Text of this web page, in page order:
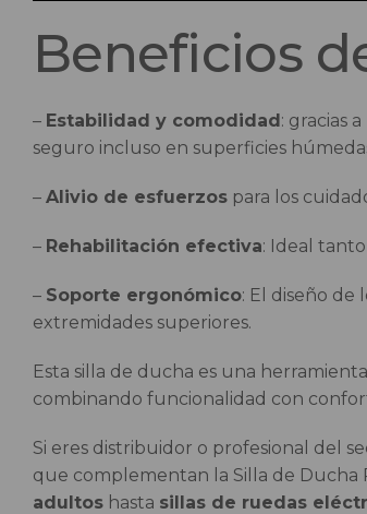
Beneficios
– Estabilidad y comodidad: gracias
seguro incluso en superficies
– Alivio de esfuerzos para los
– Rehabilitación efectiva: Ideal
– Soporte ergonómico: El diseño de
extremidades superiores.
Esta silla de ducha es una
combinando funcionalidad con
Si eres distribuidor o profesional del
que complementan la Silla de Ducha
adultos hasta sillas de ruedas